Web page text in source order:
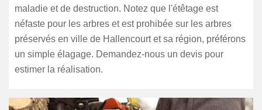
maladie et de destruction. Notez que l'étêtage est
néfaste pour les arbres et est prohibée sur les arbres
préservés en ville de Hallencourt et sa région, préférons
un simple élagage. Demandez-nous un devis pour
estimer la réalisation.